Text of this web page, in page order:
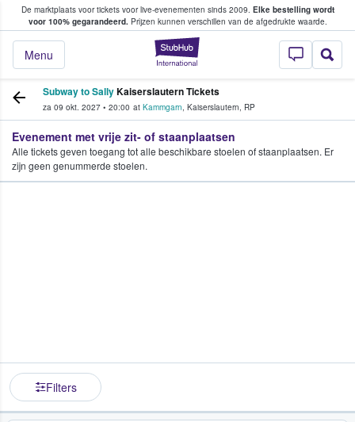
De marktplaats voor tickets voor live-evenementen sinds 2009. Elke bestelling wordt
voor 100% gegarandeerd.Prijzen kunnen verschillen van de afgedrukte waarde.
StubHub: waar
Menu
tickets kopen en verkopen
Subway to SallyKaiserslautern Tickets
za 09 okt. 2027 • 20:00 at Kammgarn, Kaiserslautern, RP
Evenement met vrije zit- of staanplaatsen
Alle tickets geven toegang tot alle beschikbare stoelen of staanplaatsen. Er
zijn geen genummerde stoelen.
Filters